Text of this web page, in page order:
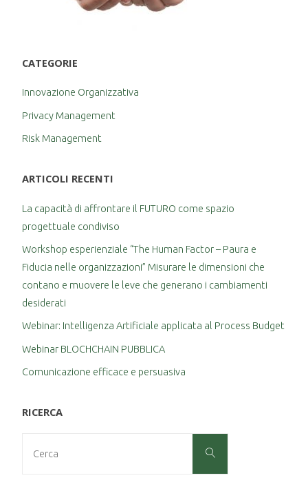
CATEGORIE
Innovazione Organizzativa
Privacy Management
Risk Management
ARTICOLI RECENTI
La capacità di affrontare il FUTURO come spazio
progettuale condiviso
Workshop esperienziale “The Human Factor – Paura e
Fiducia nelle organizzazioni” Misurare le dimensioni che
contano e muovere le leve che generano i cambiamenti
desiderati
Webinar: Intelligenza Artificiale applicata al Process Budget
Webinar BLOCHCHAIN PUBBLICA
Comunicazione efficace e persuasiva
RICERCA
Cerca